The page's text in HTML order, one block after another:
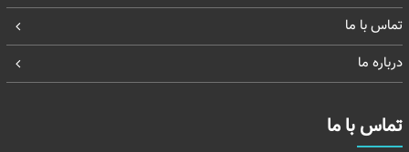
تماس با ما
درباره ما
تماس با ما